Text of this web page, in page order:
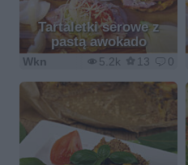
Tartaletki serowe z
pastą awokado
5.2k 13 0
Wkn